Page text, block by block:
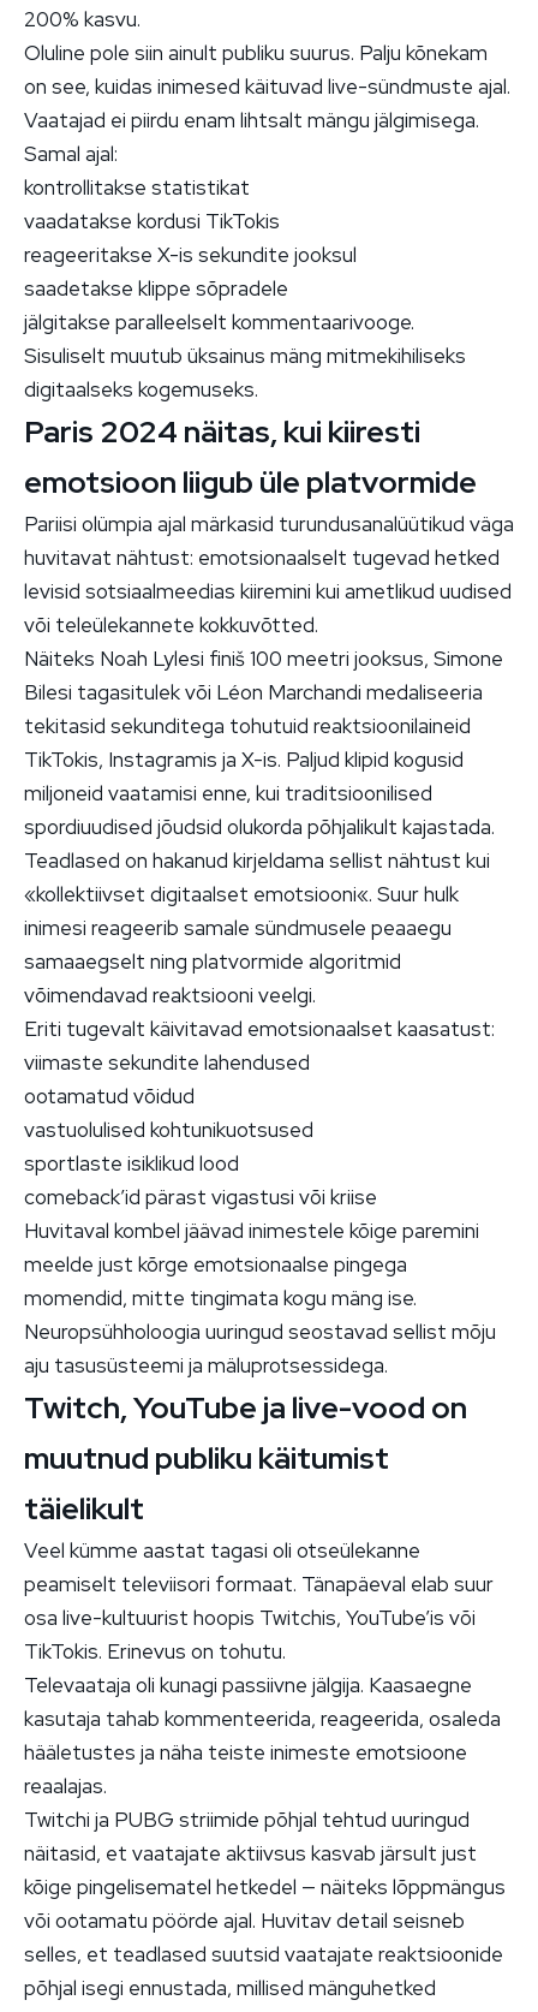
200% kasvu.
Oluline pole siin ainult publiku suurus. Palju kõnekam
on see, kuidas inimesed käituvad live-sündmuste ajal.
Vaatajad ei piirdu enam lihtsalt mängu jälgimisega.
Samal ajal:
kontrollitakse statistikat
vaadatakse kordusi TikTokis
reageeritakse X-is sekundite jooksul
saadetakse klippe sõpradele
jälgitakse paralleelselt kommentaarivooge.
Sisuliselt muutub üksainus mäng mitmekihiliseks
digitaalseks kogemuseks.
Paris 2024 näitas, kui kiiresti
emotsioon liigub üle platvormide
Pariisi olümpia ajal märkasid turundusanalüütikud väga
huvitavat nähtust: emotsionaalselt tugevad hetked
levisid sotsiaalmeedias kiiremini kui ametlikud uudised
või teleülekannete kokkuvõtted.
Näiteks Noah Lylesi finiš 100 meetri jooksus, Simone
Bilesi tagasitulek või Léon Marchandi medaliseeria
tekitasid sekunditega tohutuid reaktsioonilaineid
TikTokis, Instagramis ja X-is. Paljud klipid kogusid
miljoneid vaatamisi enne, kui traditsioonilised
spordiuudised jõudsid olukorda põhjalikult kajastada.
Teadlased on hakanud kirjeldama sellist nähtust kui
«kollektiivset digitaalset emotsiooni«. Suur hulk
inimesi reageerib samale sündmusele peaaegu
samaaegselt ning platvormide algoritmid
võimendavad reaktsiooni veelgi.
Eriti tugevalt käivitavad emotsionaalset kaasatust:
viimaste sekundite lahendused
ootamatud võidud
vastuolulised kohtunikuotsused
sportlaste isiklikud lood
comeback’id pärast vigastusi või kriise
Huvitaval kombel jäävad inimestele kõige paremini
meelde just kõrge emotsionaalse pingega
momendid, mitte tingimata kogu mäng ise.
Neuropsühholoogia uuringud seostavad sellist mõju
aju tasusüsteemi ja mäluprotsessidega.
Twitch, YouTube ja live-vood on
muutnud publiku käitumist
täielikult
Veel kümme aastat tagasi oli otseülekanne
peamiselt televiisori formaat. Tänapäeval elab suur
osa live-kultuurist hoopis Twitchis, YouTube’is või
TikTokis. Erinevus on tohutu.
Televaataja oli kunagi passiivne jälgija. Kaasaegne
kasutaja tahab kommenteerida, reageerida, osaleda
hääletustes ja näha teiste inimeste emotsioone
reaalajas.
Twitchi ja PUBG striimide põhjal tehtud uuringud
näitasid, et vaatajate aktiivsus kasvab järsult just
kõige pingelisematel hetkedel — näiteks lõppmängus
või ootamatu pöörde ajal. Huvitav detail seisneb
selles, et teadlased suutsid vaatajate reaktsioonide
põhjal isegi ennustada, millised mänguhetked